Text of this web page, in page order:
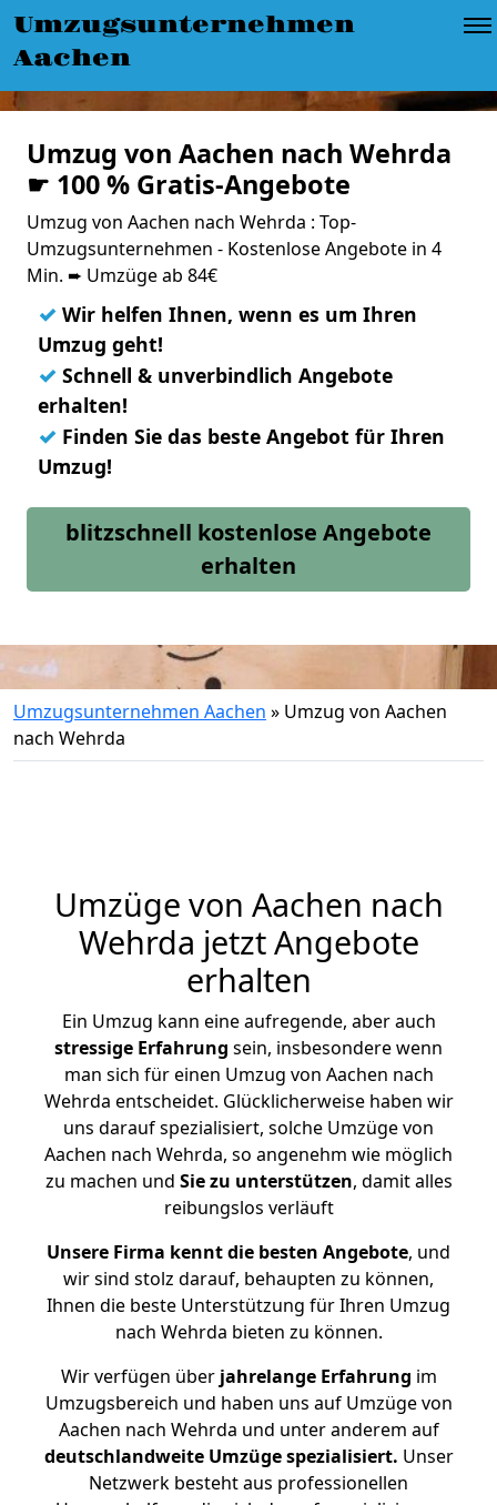
Umzugsunternehmen
Aachen
Umzug von Aachen nach Wehrda
☛ 100 % Gratis-Angebote
Umzug von Aachen nach Wehrda : Top-
Umzugsunternehmen - Kostenlose Angebote in 4
Min. ➨ Umzüge ab 84€
✓ Wir helfen Ihnen, wenn es um Ihren
Umzug geht!
✓ Schnell & unverbindlich Angebote
erhalten!
✓ Finden Sie das beste Angebot für Ihren
Umzug!
blitzschnell kostenlose Angebote
erhalten
Umzugsunternehmen Aachen » Umzug von Aachen
nach Wehrda
Umzüge von Aachen nach
Wehrda jetzt Angebote
erhalten
Ein Umzug kann eine aufregende, aber auch
stressige Erfahrung sein, insbesondere wenn
man sich für einen Umzug von Aachen nach
Wehrda entscheidet. Glücklicherweise haben wir
uns darauf spezialisiert, solche Umzüge von
Aachen nach Wehrda, so angenehm wie möglich
zu machen und Sie zu unterstützen, damit alles
reibungslos verläuft
Unsere Firma kennt die besten Angebote, und
wir sind stolz darauf, behaupten zu können,
Ihnen die beste Unterstützung für Ihren Umzug
nach Wehrda bieten zu können.
Wir verfügen überjahrelange Erfahrung im
Umzugsbereich und haben uns auf Umzüge von
Aachen nach Wehrda und unter anderem auf
deutschlandweite Umzüge spezialisiert. Unser
Netzwerk besteht aus professionellen